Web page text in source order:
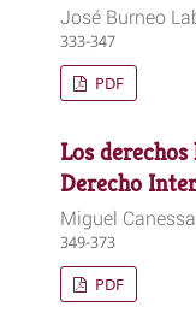
José Burneo
333-347
PDF
Los
Derecho
Miguel Canessa
349-373
PDF